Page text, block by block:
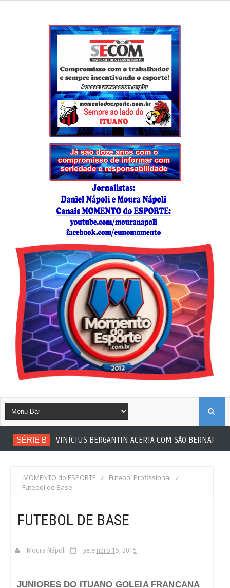
SÉRIE B VINÍCIUS BERGANTIN ACERTA COM SÃO BERNARDO
MOMENTO do ESPORTE
Futebol Profissional
Futebol de Base
FUTEBOL DE BASE
Moura Nápoli setembro 15, 2015
JUNIORES DO ITUANO GOLEIA FRANCANA